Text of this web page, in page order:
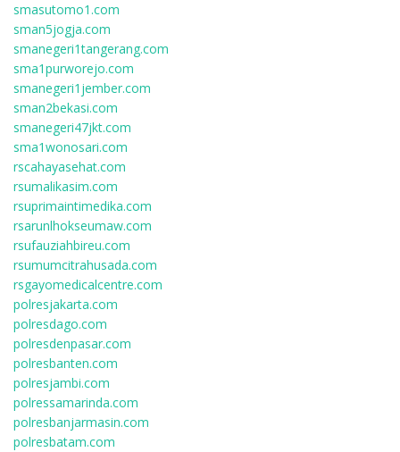
smasutomo1.com
sman5jogja.com
smanegeri1tangerang.com
sma1purworejo.com
smanegeri1jember.com
sman2bekasi.com
smanegeri47jkt.com
sma1wonosari.com
rscahayasehat.com
rsumalikasim.com
rsuprimaintimedika.com
rsarunlhokseumaw.com
rsufauziahbireu.com
rsumumcitrahusada.com
rsgayomedicalcentre.com
polresjakarta.com
polresdago.com
polresdenpasar.com
polresbanten.com
polresjambi.com
polressamarinda.com
polresbanjarmasin.com
polresbatam.com